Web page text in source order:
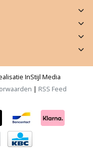
InStijl Media
| RSS Feed